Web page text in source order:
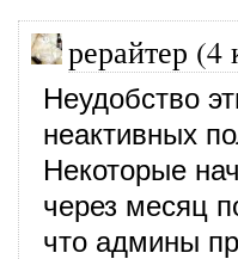
рерайтер (4
Неудобство
неактивных
Некоторые
через месяц
что админы